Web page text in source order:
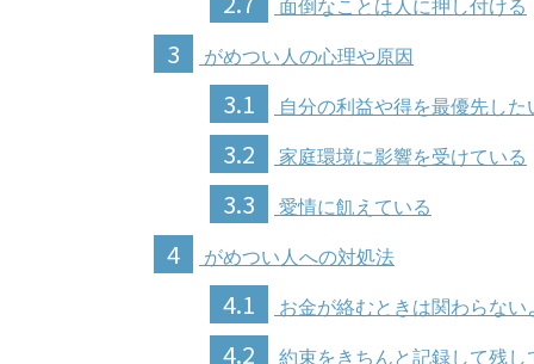
面倒なことは人に押し付ける
3 がめつい人の心理や原因
3.1 自分の利益や得を最優先した
3.2 家庭環境に影響を受けている
3.3 愛情に飢えている
4 がめつい人への対処法
4.1 お金が絡むときは関わらない
4.2 約束をきちんと記録して残し